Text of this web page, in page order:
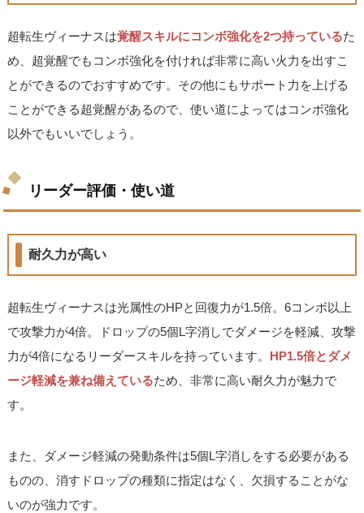
超転生ヴィーナスは覚醒スキルにコンボ強化を2つ持っているた
め、超覚醒でもコンボ強化を付ければ非常に高い火力を出すこ
とができるのでおすすめです。その他にもサポート力を上げる
ことができる超覚醒があるので、使い道によってはコンボ強化
以外でもいいでしょう。
リーダー評価・使い道
耐久力が高い
超転生ヴィーナスは光属性のHPと回復力が1.5倍。6コンボ以上
で攻撃力が4倍。ドロップの5個L字消しでダメージを軽減、攻撃
力が4倍になるリーダースキルを持っています。 HP1.5倍とダメ
ージ軽減を兼ね備えているため、非常に高い耐久力が魅力で
す。
また、ダメージ軽減の発動条件は5個L字消しをする必要がある
ものの、消すドロップの種類に指定はなく、欠損することがな
いのが強力です。